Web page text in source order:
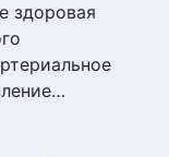
здоровая